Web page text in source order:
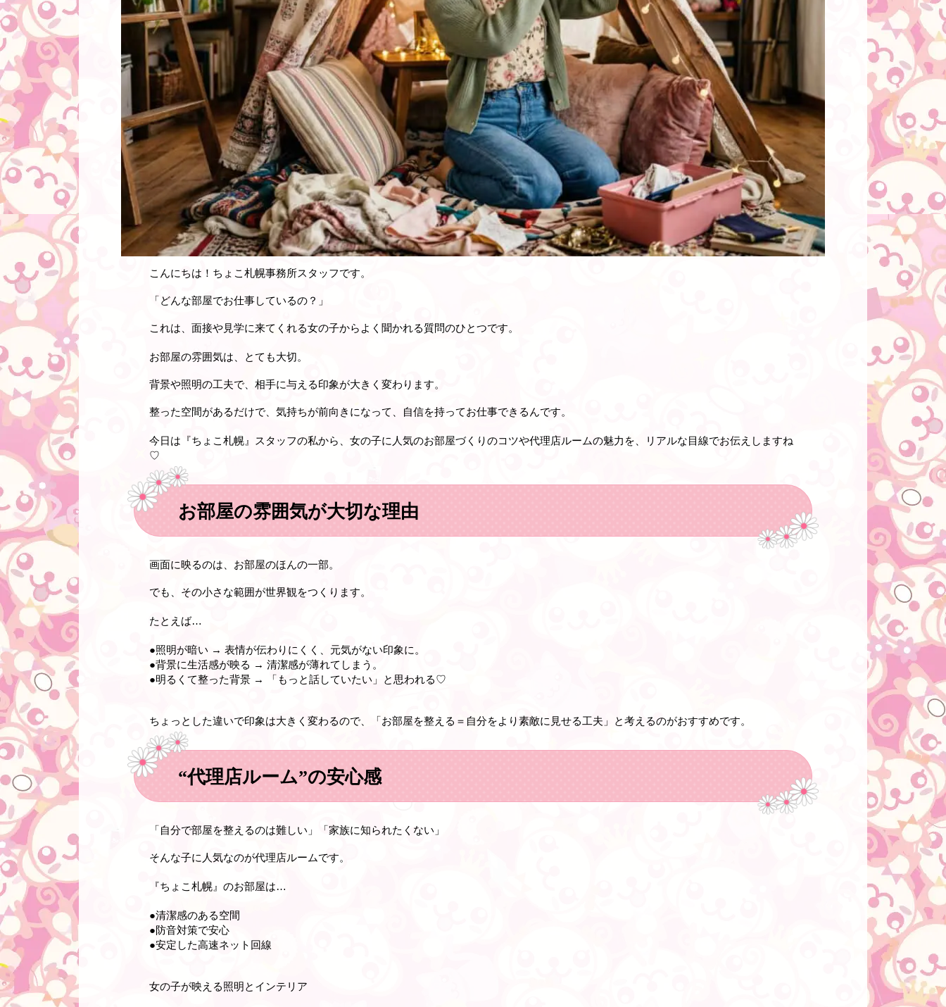
こんにちは！ちょこ札幌事務所スタッフです。
「どんな部屋でお仕事しているの？」
これは、面接や見学に来てくれる女の子からよく聞かれる質問のひとつです。
お部屋の雰囲気は、とても大切。
背景や照明の工夫で、相手に与える印象が大きく変わります。
整った空間があるだけで、気持ちが前向きになって、自信を持ってお仕事できるんです。
今日は『ちょこ札幌』スタッフの私から、女の子に人気のお部屋づくりのコツや代理店ルームの魅力を、リアルな目線でお伝えしますね
♡
お部屋の雰囲気が大切な理由
画面に映るのは、お部屋のほんの一部。
でも、その小さな範囲が世界観をつくります。
たとえば…
●照明が暗い → 表情が伝わりにくく、元気がない印象に。
●背景に生活感が映る → 清潔感が薄れてしまう。
●明るくて整った背景 → 「もっと話していたい」と思われる♡
ちょっとした違いで印象は大きく変わるので、「お部屋を整える＝自分をより素敵に見せる工夫」と考えるのがおすすめです。
“代理店ルーム”の安心感
「自分で部屋を整えるのは難しい」「家族に知られたくない」
そんな子に人気なのが代理店ルームです。
『ちょこ札幌』のお部屋は…
●清潔感のある空間
●防音対策で安心
●安定した高速ネット回線
女の子が映える照明とインテリア